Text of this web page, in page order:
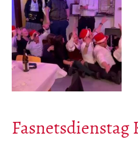
Fasnetsdienstag